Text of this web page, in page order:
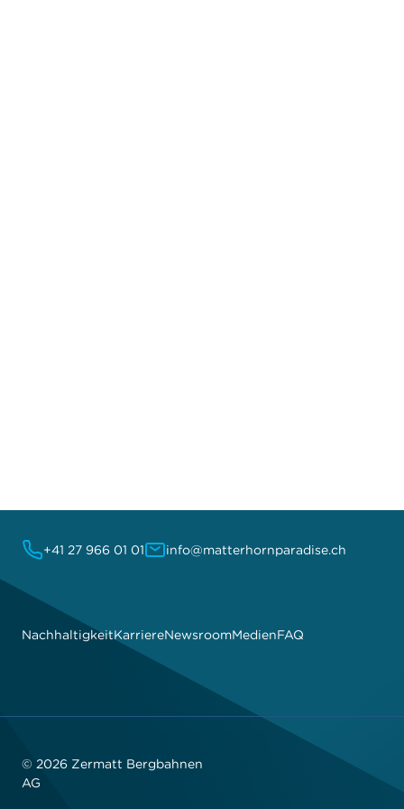
+41 27 966 01 01 info@matterhornparadise.ch
NachhaltigkeitKarriereNewsroomMedienFAQ
© 2026 Zermatt Bergbahnen
AG